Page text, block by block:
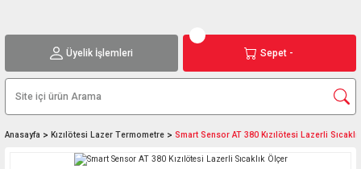
Üyelik İşlemleri Sepet -
Anasayfa Kızılötesi Lazer Termometre Smart Sensor AT 380 Kızılötesi Lazerli